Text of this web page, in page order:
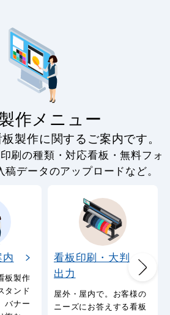
作メニュー
製作に関するご案内です。
刷の種類・対応看板・無料フォ
データのアップロードなど。
板製作
タンド
バナー
看板印刷・大判
出力
屋外・屋内で。お客様の
ニーズにお答えする看板